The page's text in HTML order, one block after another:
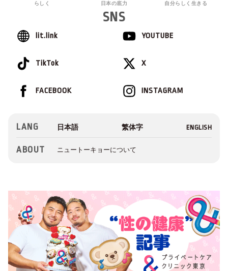
らしく 日本の底力 自分らしく生きる
SNS
lit.link YOUTUBE
TikTok X
INSTAGRAM
FACEBOOK
LANG
ABOUT ニュートーキョーについて